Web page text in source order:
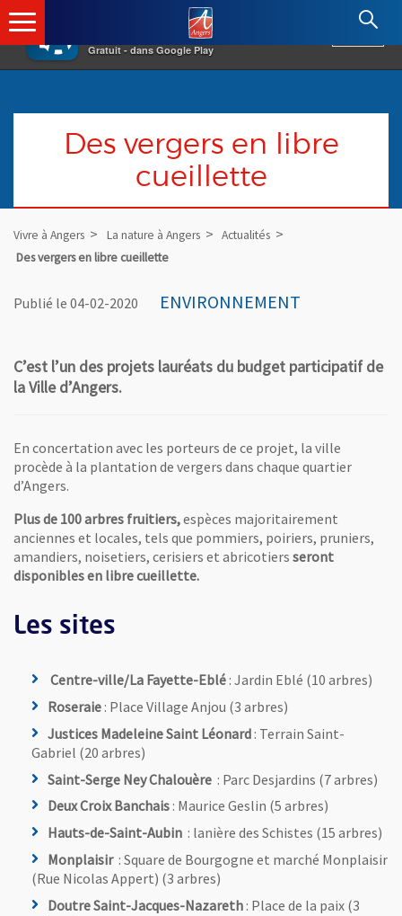
×
Gratuit - dans Google Play
Angers.fr : Retour à l'accueil
Des vergers en libre
cueillette
Vivre à Angers La nature à Angers
Actualités
Des vergers en libre cueillette
Publié le 04-02-2020 ENVIRONNEMENT
C’est l’un des projets lauréats du budget participatif de
la Ville d’Angers.
En concertation avec les porteurs de ce projet, la ville
procède à la plantation de vergers dans chaque quartier
d’Angers.
Plus de 100 arbres fruitiers,espèces majoritairement
anciennes et locales, tels que pommiers, poiriers, pruniers,
amandiers, noisetiers, cerisiers et abricotiers seront
disponibles en libre cueillette.
Les sites
Centre-ville/La Fayette-Eblé : Jardin Eblé (10 arbres)
Roseraie : Place Village Anjou (3 arbres)
Justices Madeleine Saint Léonard : Terrain Saint-
Gabriel (20 arbres)
Saint-Serge Ney Chalouère : Parc Desjardins (7 arbres)
Deux Croix Banchais : Maurice Geslin (5 arbres)
Hauts-de-Saint-Aubin : lanière des Schistes (15 arbres)
Monplaisir: Square de Bourgogne et marché Monplaisir
(Rue Nicolas Appert) (3 arbres)
Doutre Saint-Jacques-Nazareth : Place de la paix (3